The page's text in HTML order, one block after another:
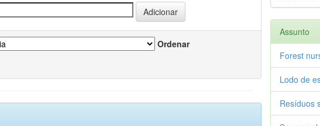
Ordenar
Assunto
Forest
Lodo de
Resíduos